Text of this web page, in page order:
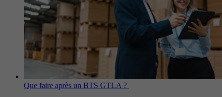
Que faire après un BTS GTLA ?